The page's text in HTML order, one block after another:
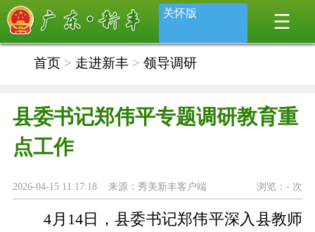
关怀版
首页> 走进新丰> 领导调研
县委书记郑伟平专题调研教育重
点工作
浏览：- 次
2026-04-15 11:17:18 来源：秀美新丰客户端
4月 14日，县委书记郑伟平深入县教师